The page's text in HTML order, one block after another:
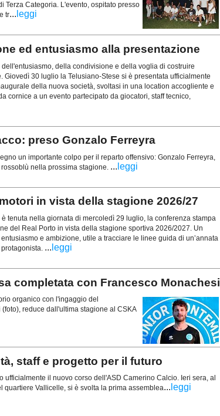
Terza Categoria. L'evento, ospitato presso
tr... leggi
ed entusiasmo alla presentazione
della condivisione e della voglia di costruire
Giovedì 30 luglio la Telusiano-Stese si è presentata ufficialmente
della nuova società, svoltasi in una location accogliente e
cornice a un evento partecipato da giocatori, staff tecnico,
preso Gonzalo Ferreyra
un importante colpo per il reparto offensivo: Gonzalo Ferreyra,
nella prossima stagione. ... leggi
in vista della stagione 2026/27
è tenuta nella giornata di mercoledì 29 luglio, la conferenza stampa
del Real Porto in vista della stagione sportiva 2026/2027. Un
e ambizione, utile a tracciare le linee guida di un’annata
... leggi
completata con Francesco Monachesi
organico con l'ingaggio del
reduce dall'ultima stagione al CSKA
staff e progetto per il futuro
ufficialmente il nuovo corso dell'ASD Camerino Calcio. Ieri sera, al
quartiere Vallicelle, si è svolta la prima assemblea... leggi